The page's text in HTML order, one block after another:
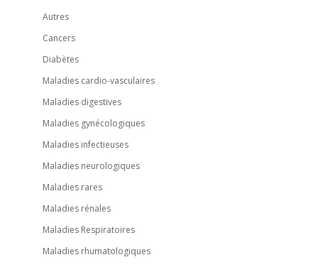
Autres
Cancers
Diabètes
Maladies cardio-vasculaires
Maladies digestives
Maladies gynécologiques
Maladies infectieuses
Maladies neurologiques
Maladies rares
Maladies rénales
Maladies Respiratoires
Maladies rhumatologiques